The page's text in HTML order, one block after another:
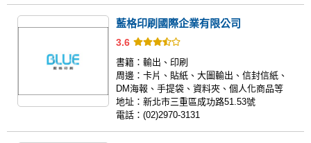
藍格印刷國際企業有限公司
3.6
書籍： 輸出、印刷
周邊： 卡片、貼紙、大圖輸出、信封信紙、
DM海報、手提袋、資料夾、個人化商品等
地址： 新北市三重區成功路51.53號
電話： (02)2970-3131